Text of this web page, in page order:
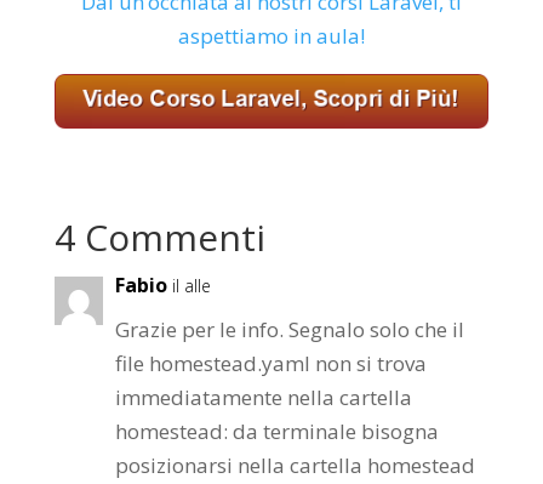
aspettiamo in aula!
4 Commenti
Fabio il alle
Grazie per le info. Segnalo solo che il
file homestead.yaml non si trova
immediatamente nella cartella
homestead: da terminale bisogna
posizionarsi nella cartella homestead